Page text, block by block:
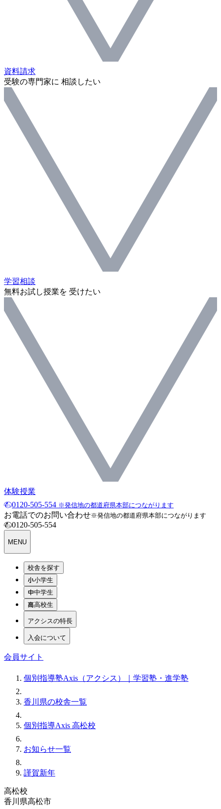
資料請求
受験の専門家に 相談したい
学習相談
無料お試し授業を 受けたい
体験授業
0120-505-554 ※発信地の都道府県本部につながります
お電話でのお問い合わせ※発信地の都道府県本部につながります
0120-505-554
MENU
校舎を探す
小学生
中学生
高校生
アクシスの特長
入会について
会員サイト
個別指導塾Axis（アクシス）｜学習塾・進学塾
香川県の校舎一覧
個別指導Axis 高松校
お知らせ一覧
謹賀新年
高松校
香川県高松市